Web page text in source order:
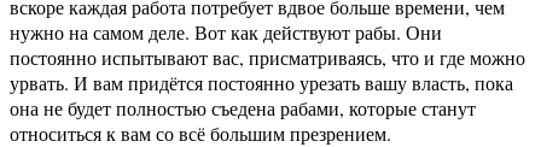
вскоре каждая работа потребует вдвое больше времени, чем
нужно на самом деле. Вот как действуют рабы. Они
постоянно испытывают вас, присматриваясь, что и где можно
урвать. И вам придётся постоянно урезать вашу власть, пока
она не будет полностью съедена рабами, которые станут
относиться к вам со всё большим презрением.